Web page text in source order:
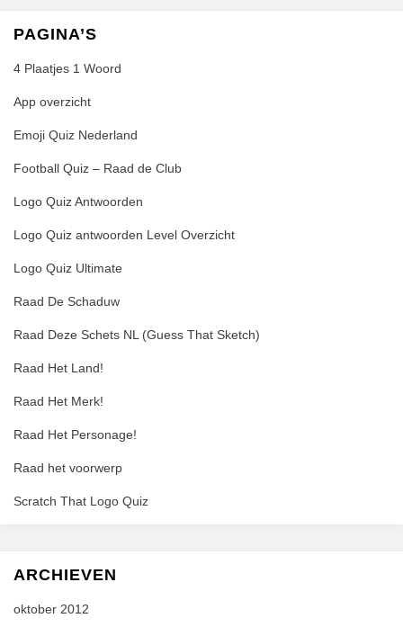
PAGINA’S
4 Plaatjes 1 Woord
App overzicht
Emoji Quiz Nederland
Football Quiz – Raad de Club
Logo Quiz Antwoorden
Logo Quiz antwoorden Level Overzicht
Logo Quiz Ultimate
Raad De Schaduw
Raad Deze Schets NL (Guess That Sketch)
Raad Het Land!
Raad Het Merk!
Raad Het Personage!
Raad het voorwerp
Scratch That Logo Quiz
ARCHIEVEN
oktober 2012